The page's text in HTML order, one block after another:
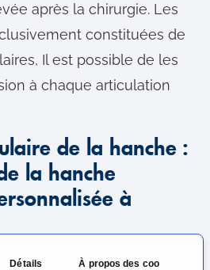
Détails À propos des cookies
après la chirurgie. Les
constituées de
Il est possible de les
à chaque articulation
de la hanche :
la hanche
à
souffre également